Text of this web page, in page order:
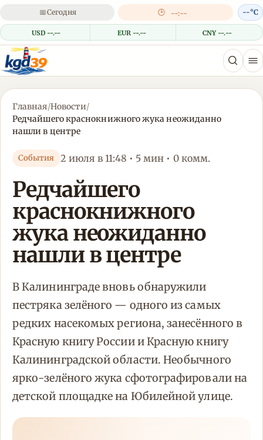
📅Сегодня 🕒 --:--
USD --.-- EUR --.-- CNY --.--
--°C
Главная/Новости/
Редчайшего краснокнижного жука неожиданно
нашли в центре
События 2 июля в 11:48 • 5 мин • 0 комм.
Редчайшего
краснокнижного
жука неожиданно
нашли в центре
В Калининграде вновь обнаружили
пестряка зелёного — одного из самых
редких насекомых региона, занесённого в
Красную книгу России и Красную книгу
Калининградской области. Необычного
ярко-зелёного жука сфотографировали на
детской площадке на Юбилейной улице.